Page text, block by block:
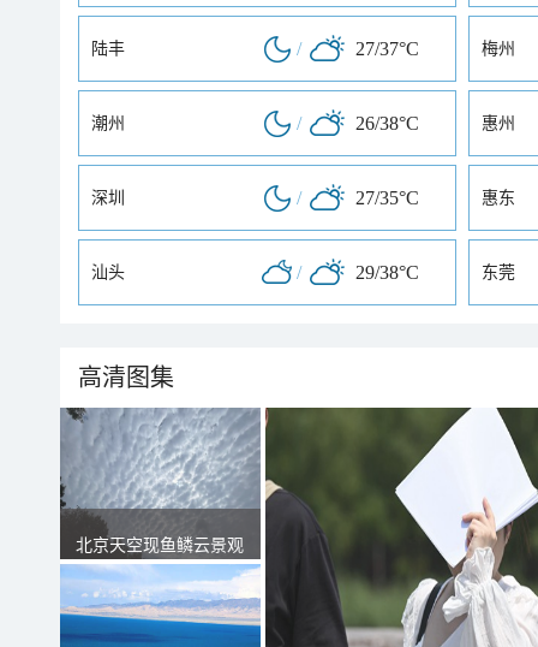
陆丰 / 27/37°C 梅州
潮州 / 26/38°C 惠州
深圳 / 27/35°C 惠东
汕头 / 29/38°C 东莞
高清图集
北京天空现鱼鳞云景观